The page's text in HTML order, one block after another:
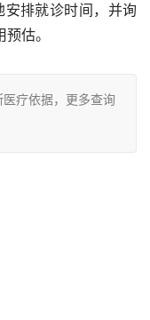
估。
疗依据，更多查询